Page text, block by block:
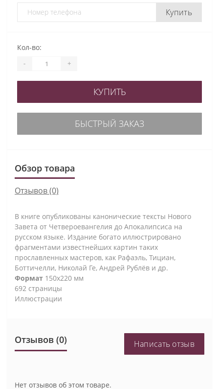
Купить
Кол-во:
- +
КУПИТЬ
БЫСТРЫЙ ЗАКАЗ
Обзор товара
Отзывов (0)
В книге опубликованы канонические тексты Нового
Завета от Четвероевангелия до Апокалипсиса на
русском языке. Издание богато иллюстрировано
фрагментами известнейших картин таких
прославленных мастеров, как Рафаэль, Тициан,
Боттичелли, Николай Ге, Андрей Рублёв и др.
Формат 150x220 мм
692 страницы
Иллюстрации
Отзывов (0) Написать отзыв
Нет отзывов об этом товаре.